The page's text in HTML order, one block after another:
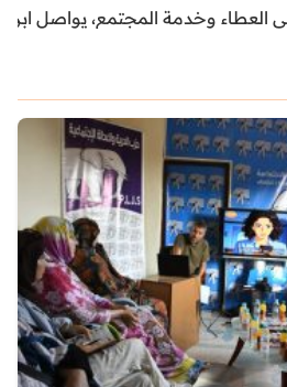
العطاء وخدمة المجتمع، يواصل ابن